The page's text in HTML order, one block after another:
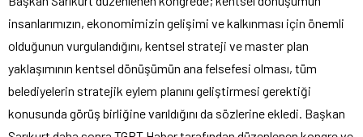
insanlarımızın, ekonomimizin gelişimi ve kalkınması için önemli
olduğunun vurgulandığını, kentsel strateji ve master plan
yaklaşımının kentsel dönüşümün ana felsefesi olması, tüm
belediyelerin stratejik eylem planını geliştirmesi gerektiği
konusunda görüş birliğine varıldığını da sözlerine ekledi. Başkan